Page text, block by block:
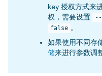
key 授权方式来
权，需要设置
false 。
如果使用不同存
储来进行参数调